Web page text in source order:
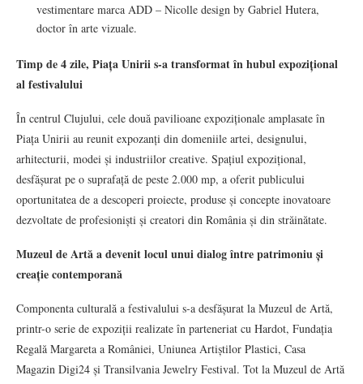
vestimentare marca ADD – Nicolle design by Gabriel Hutera,
doctor în arte vizuale.
Timp de 4 zile, Piața Unirii s-a transformat în hubul expozițional
al festivalului
În centrul Clujului, cele două pavilioane expoziționale amplasate în
Piața Unirii au reunit expozanți din domeniile artei, designului,
arhitecturii, modei și industriilor creative. Spațiul expozițional,
desfășurat pe o suprafață de peste 2.000 mp, a oferit publicului
oportunitatea de a descoperi proiecte, produse și concepte inovatoare
dezvoltate de profesioniști și creatori din România și din străinătate.
Muzeul de Artă a devenit locul unui dialog între patrimoniu și
creație contemporană
Componenta culturală a festivalului s-a desfășurat la Muzeul de Artă,
printr-o serie de expoziții realizate în parteneriat cu Hardot, Fundația
Regală Margareta a României, Uniunea Artiștilor Plastici, Casa
Magazin Digi24 și Transilvania Jewelry Festival. Tot la Muzeul de Artă